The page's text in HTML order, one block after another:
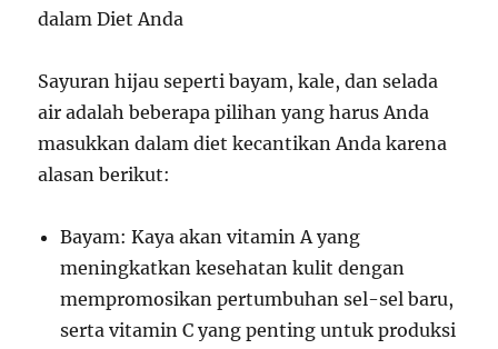
dalam Diet Anda
Sayuran hijau seperti bayam, kale, dan selada
air adalah beberapa pilihan yang harus Anda
masukkan dalam diet kecantikan Anda karena
alasan berikut:
Bayam: Kaya akan vitamin A yang
meningkatkan kesehatan kulit dengan
mempromosikan pertumbuhan sel-sel baru,
serta vitamin C yang penting untuk produksi